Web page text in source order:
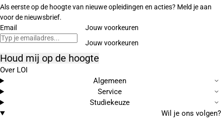
Als eerste op de hoogte van nieuwe opleidingen en acties? Meld je aan
voor de nieuwsbrief.
Email
Jouw voorkeuren
Houd mij op de hoogte
Over LOI
Algemeen
Service
Studiekeuze
Wil je ons volgen?